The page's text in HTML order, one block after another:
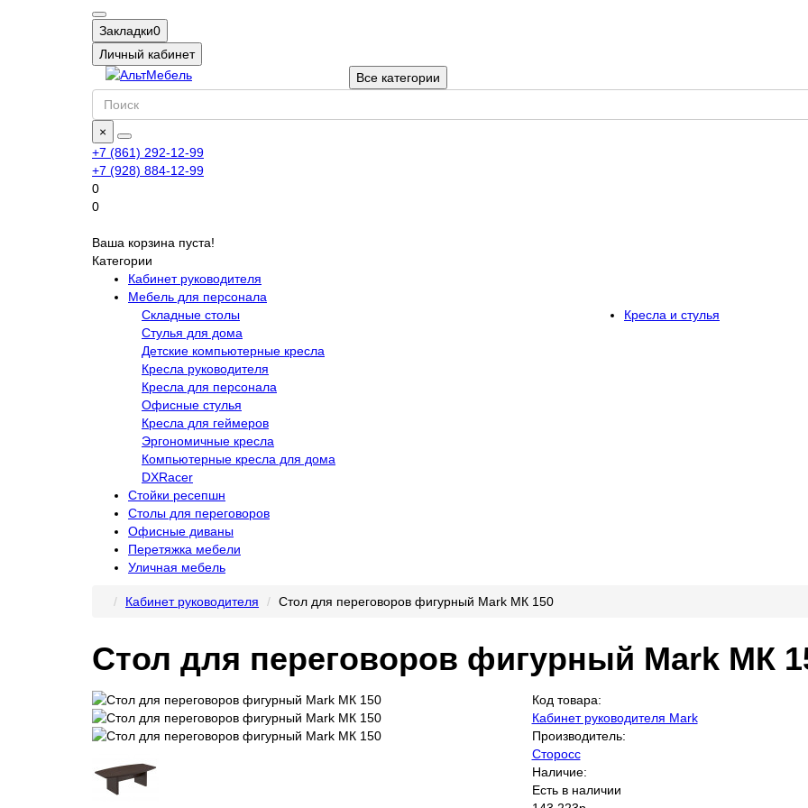
Закладки0
Личный кабинет
Все категории
×
+7 (861) 292-12-99
+7 (928) 884-12-99
0
0
Ваша корзина пуста!
Категории
Кабинет руководителя
Мебель для персонала
Складные столы
Кресла и стулья
Стулья для дома
Детские компьютерные кресла
Кресла руководителя
Кресла для персонала
Офисные стулья
Кресла для геймеров
Эргономичные кресла
Компьютерные кресла для дома
DXRacer
Стойки ресепшн
Столы для переговоров
Офисные диваны
Перетяжка мебели
Уличная мебель
Кабинет руководителя Стол для переговоров фигурный Mark МК 150
Стол для переговоров фигурный Mark МК
Код товара:
Кабинет руководителя Mark
Производитель:
Сторосс
Наличие:
Есть в наличии